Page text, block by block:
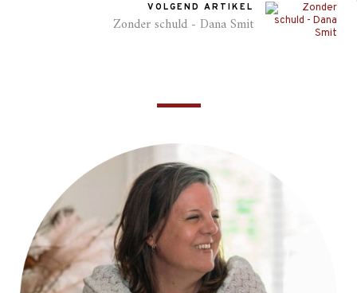
VOLGEND ARTIKEL
Zonder schuld - Dana Smit